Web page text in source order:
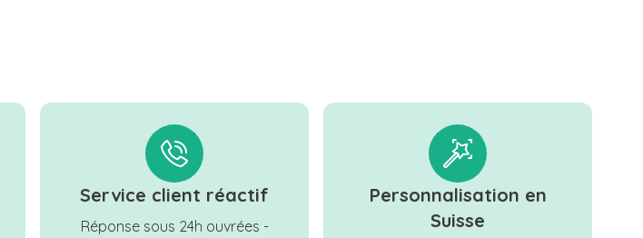
Service client réactif
Réponse sous 24h ouvrées -
Personnalisation en
Suisse